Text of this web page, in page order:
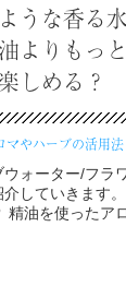
うな香る
よりもっ
しめる？
マやハーブの活用法
ォーター/フラ
していきます
精油を使ったア